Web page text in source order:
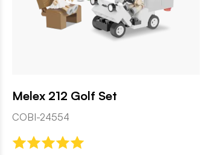
Melex 212 Golf Set
COBI-24554